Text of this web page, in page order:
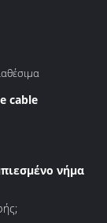
cable
νήμα